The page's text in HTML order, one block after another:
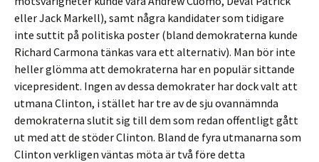
eller Jack Markell), samt några kandidater som tidigare
inte suttit på politiska poster (bland demokraterna kunde
Richard Carmona tänkas vara ett alternativ). Man bör inte
heller glömma att demokraterna har en populär sittande
vicepresident. Ingen av dessa demokrater har dock valt att
utmana Clinton, i stället har tre av de sju ovannämnda
demokraterna slutit sig till dem som redan offentligt gått
ut med att de stöder Clinton. Bland de fyra utmanarna som
Clinton verkligen väntas möta är två före detta